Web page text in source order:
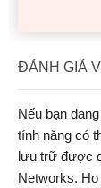
ĐÁNH GIÁ
Nếu bạn
tính năng có
lưu trữ được
Networks.